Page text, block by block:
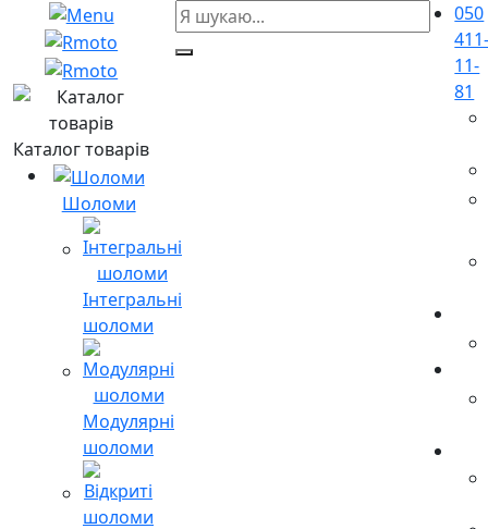
Каталог товарів
Шоломи
Інтегральні
шоломи
Модулярні
шоломи
050
11-
81